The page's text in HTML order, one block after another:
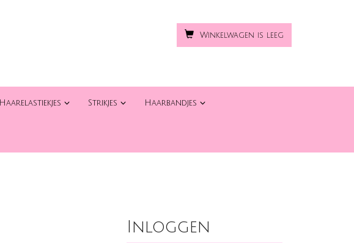
Winkelwagen is leeg
Haarelastiekjes Strikjes Haarbandjes
Inloggen